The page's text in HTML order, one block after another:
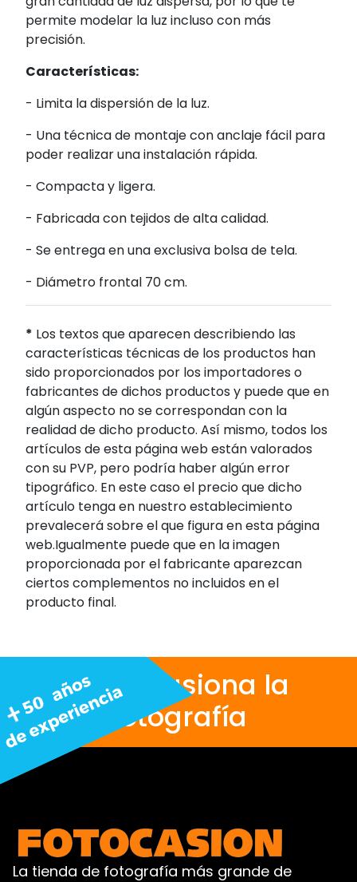
permite modelar la luz incluso con más
precisión.
Características:
- Limita la dispersión de la luz.
- Una técnica de montaje con anclaje fácil para
poder realizar una instalación rápida.
- Compacta y ligera.
- Fabricada con tejidos de alta calidad.
- Se entrega en una exclusiva bolsa de tela.
- Diámetro frontal 70 cm.
* Los textos que aparecen describiendo las
características técnicas de los productos han
sido proporcionados por los importadores o
fabricantes de dichos productos y puede que en
algún aspecto no se correspondan con la
realidad de dicho producto. Así mismo, todos los
artículos de esta página web están valorados
con su PVP, pero podría haber algún error
tipográfico. En este caso el precio que dicho
artículo tenga en nuestro establecimiento
prevalecerá sobre el que figura en esta página
web.Igualmente puede que en la imagen
proporcionada por el fabricante aparezcan
ciertos complementos no incluidos en el
producto final.
Nos apasiona la
fotografía
La tienda de fotografía más grande de